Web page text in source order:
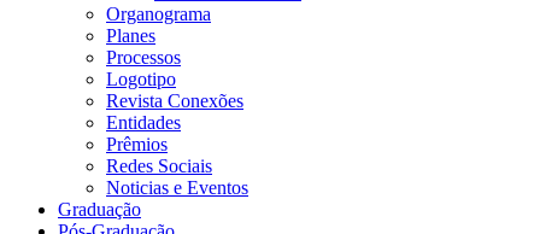
Organograma
Planes
Processos
Logotipo
Revista Conexões
Entidades
Prêmios
Redes Sociais
Noticias e Eventos
Graduação